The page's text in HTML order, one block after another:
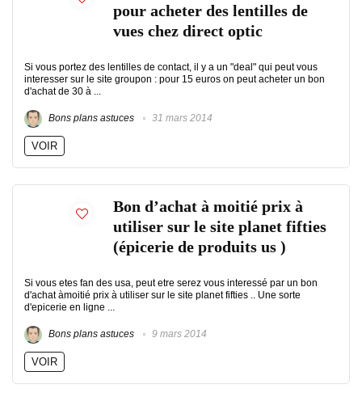
pour acheter des lentilles de
vues chez direct optic
Si vous portez des lentilles de contact, il y a un "deal" qui peut vous
interesser sur le site groupon : pour 15 euros on peut acheter un bon
d'achat de 30 à ...
Bons plans astuces 31 mars 2014
VOIR
Bon d’achat à moitié prix à
utiliser sur le site planet fifties
(épicerie de produits us )
Si vous etes fan des usa, peut etre serez vous interessé par un bon
d'achat àmoitié prix à utiliser sur le site planet fifties .. Une sorte
d'epicerie en ligne ...
Bons plans astuces 9 mars 2014
VOIR